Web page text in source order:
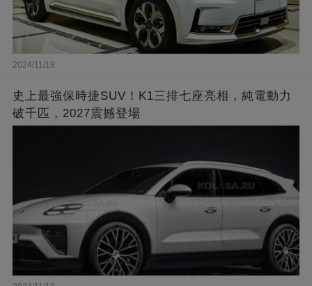
2024/11/18
史上最強保時捷SUV！K1三排七座亮相，純電動力
破千匹，2027震撼登場